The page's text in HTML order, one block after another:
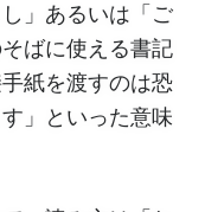
」あるいは「ご
ばに使える書記
紙を渡すのは恐
」といった意味